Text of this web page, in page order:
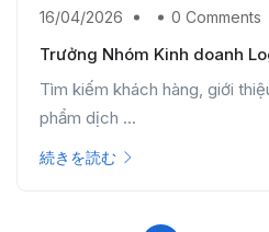
16/04/2026 0 Comments
Trưởng Nhóm Kinh doanh
Tìm kiếm khách hàng, giới
phẩm dịch ...
続きを読む